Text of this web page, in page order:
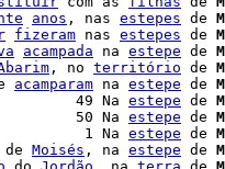
anos , nas estepes de
fizeram nas estepes de
acampada na estepe de
, no território de
acamparam na estepe de
49 Na estepe de
50 Na estepe de
1 Na estepe de
Moisés , na estepe de